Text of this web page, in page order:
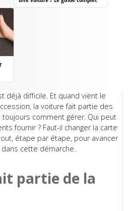
déjà difficile. Et quand vient le
la voiture fait partie des
comment gérer. Qui peut
fournir ? Faut-il changer la carte
étape par étape, pour avancer
cette démarche.
partie de la